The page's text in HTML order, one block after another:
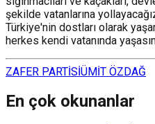
şekilde vatanlarına
Türkiye'nin dostları olarak
herkes kendi vatanında
ZAFER PARTİSİÜMİT ÖZDAĞ
En çok okunanlar